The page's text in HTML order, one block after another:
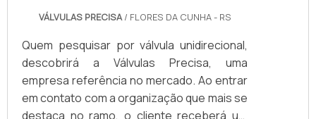
VÁLVULAS PRECISA/ FLORES DA CUNHA - RS
Quem pesquisar por válvula unidirecional,
descobrirá a Válvulas Precisa, uma
empresa referência no mercado. Ao entrar
em contato com a organização que mais se
destaca no ramo, o cliente receberá um